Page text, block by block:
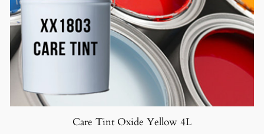
Care Tint Oxide Yellow 4L